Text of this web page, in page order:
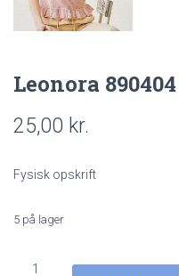
Leonora 890404
25,00 kr.
Fysisk opskrift
5 på lager
Leonora